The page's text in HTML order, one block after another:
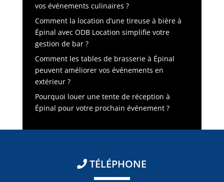
vos événements culinaires ?
Comment la location d’une tireuse à bière à
Épinal avec ODB Location simplifie votre
gestion de bar ?
Comment les tables de brasserie à Épinal
peuvent améliorer vos événements en
extérieur ?
Pourquoi louer une tente de réception à
Épinal pour votre prochain événement ?
TÉLÉPHONE